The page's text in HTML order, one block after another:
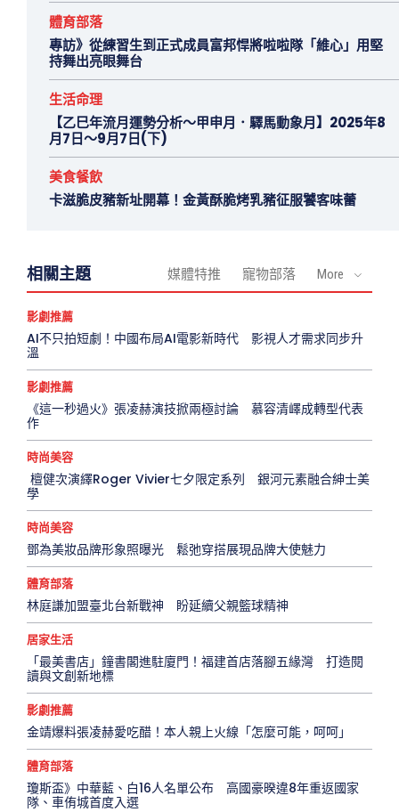
體育部落
專訪》從練習生到正式成員富邦悍將啦啦隊「維心」用堅
持舞出亮眼舞台
生活命理
【乙巳年流月運勢分析～甲申月．驛馬動象月】2025年8
月7日～9月7日(下)
美食餐飲
卡滋脆皮豬新址開幕！金黃酥脆烤乳豬征服饕客味蕾
相關主題 媒體特推 寵物部落 More
影劇推薦
AI不只拍短劇！中國布局AI電影新時代 影視人才需求同步升
溫
影劇推薦
《這一秒過火》張凌赫演技掀兩極討論 慕容清嶧成轉型代表
作
時尚美容
檀健次演繹Roger Vivier七夕限定系列 銀河元素融合紳士美
學
時尚美容
鄧為美妝品牌形象照曝光 鬆弛穿搭展現品牌大使魅力
體育部落
林庭謙加盟臺北台新戰神 盼延續父親籃球精神
居家生活
「最美書店」鐘書閣進駐廈門！福建首店落腳五緣灣 打造閱
讀與文創新地標
影劇推薦
金靖爆料張凌赫愛吃醋！本人親上火線「怎麼可能，呵呵」
體育部落
瓊斯盃》中華藍、白16人名單公布 高國豪暌違8年重返國家
隊、車侑城首度入選